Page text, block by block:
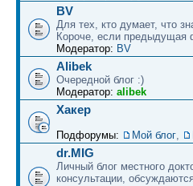
BV
Для тех, кто думает, что
Короче, если предыдущая
Модератор: BV
Alibek
Очередной блог :)
Модератор: alibek
Хакер
Подфорумы: Мой блог,
dr.MIG
Личный блог местного
консультации,